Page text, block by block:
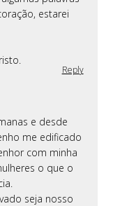
estarei
Reply
e desde
me edificado
com minha
o que o
seja nosso